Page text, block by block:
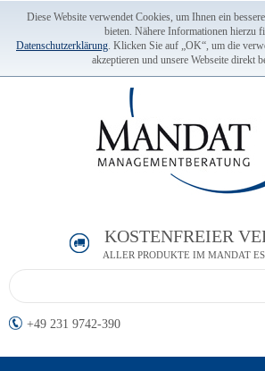
Diese Website verwendet Cookies, um Ihnen ein
bieten. Nähere Informationen hierzu
Datenschutzerklärung. Klicken Sie auf „OK“, um die
akzeptieren und unsere Webseite direkt
KOSTENFREIER
ALLER PRODUKTE IM MANDAT
+49 231 9742-390